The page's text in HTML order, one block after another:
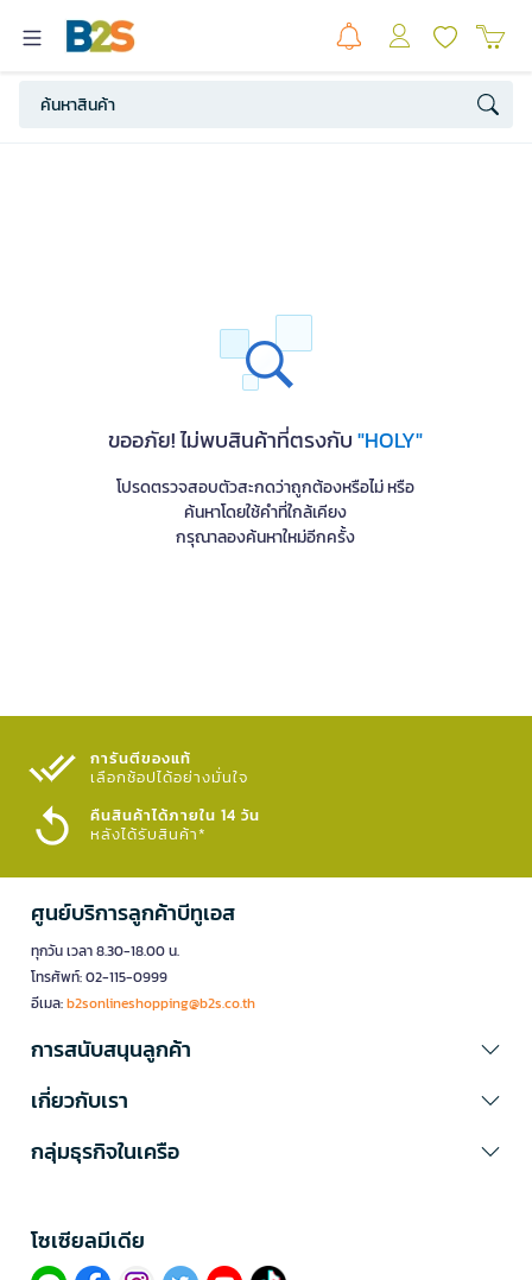
ขออภัย! ไม่พบสินค้าที่ตรงกับ"HOLY"
โปรดตรวจสอบตัวสะกดว่าถูกต้องหรือไม่ หรือ
ค้นหาโดยใช้คำที่ใกล้เคียง
กรุณาลองค้นหาใหม่อีกครั้ง
การันตีของแท้
เลือกช้อปได้อย่างมั่นใจ​
คืนสินค้าได้ภายใน 14 วัน
หลังได้รับสินค้า*
ศูนย์บริการลูกค้าบีทูเอส
ทุกวัน เวลา 8.30-18.00 น.
โทรศัพท์: 02-115-0999
อีเมล:b2sonlineshopping@b2s.co.th
การสนับสนุนลูกค้า
เกี่ยวกับเรา
กลุ่มธุรกิจในเครือ
โซเซียลมีเดีย​